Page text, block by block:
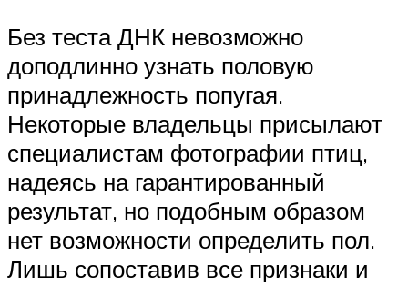
Без теста ДНК невозможно
доподлинно узнать половую
принадлежность попугая.
Некоторые владельцы присылают
специалистам фотографии птиц,
надеясь на гарантированный
результат, но подобным образом
нет возможности определить пол.
Лишь сопоставив все признаки и